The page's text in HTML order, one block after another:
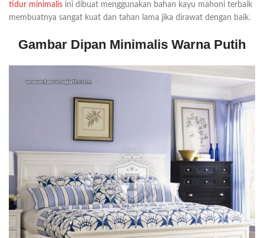
tidur minimalis ini dibuat menggunakan bahan kayu mahoni terbaik
membuatnya sangat kuat dan tahan lama jika dirawat dengan baik.
Gambar Dipan Minimalis Warna Putih